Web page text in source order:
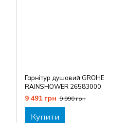
Гарнітур душовий GROHE
RAINSHOWER 26583000
9 491 грн 9 990 грн
Купити